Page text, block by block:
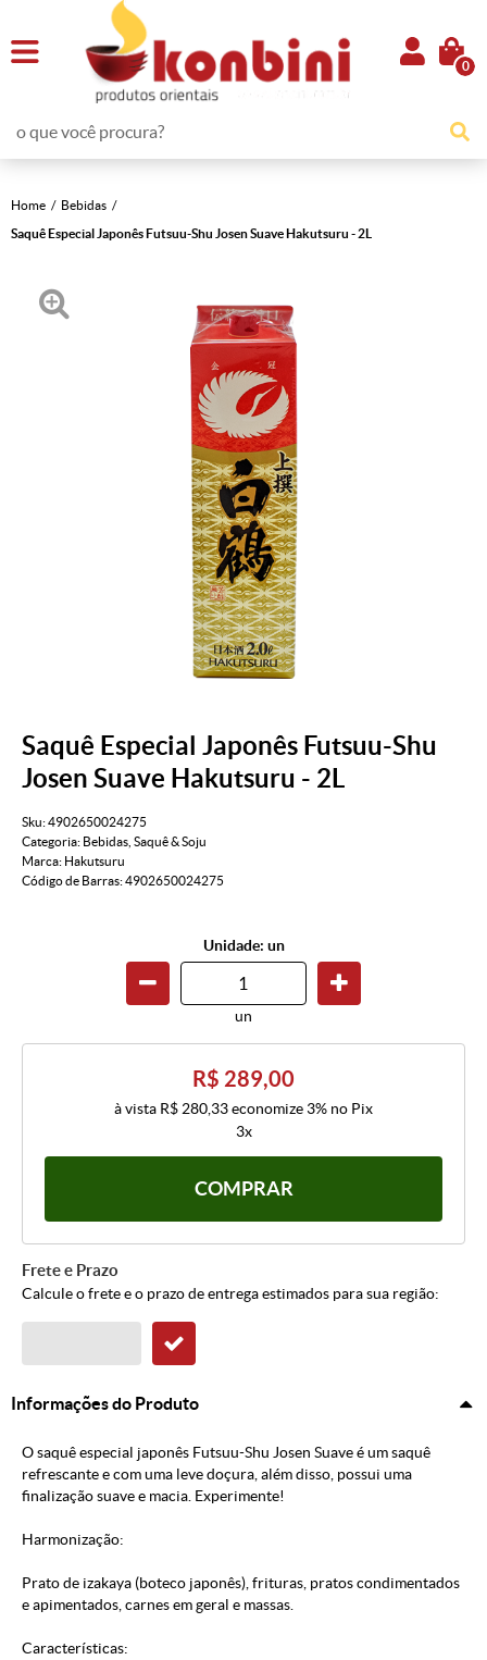
0
Home
Bebidas
Saquê Especial Japonês Futsuu-Shu Josen Suave Hakutsuru - 2L
Saquê Especial Japonês Futsuu-Shu
Josen Suave Hakutsuru - 2L
Sku:4902650024275
Categoria: Bebidas Saquê & Soju
Marca: Hakutsuru
Código de Barras:4902650024275
Unidade: un
un
R$ 289,00
à vista R$ 280,33economize 3% no Pix
3x
COMPRAR
Frete e Prazo
Calcule o frete e o prazo de entrega estimados para sua região:
Informações do Produto
O saquê especial japonês Futsuu-Shu Josen Suave é um saquê
refrescante e com uma leve doçura, além disso, possui uma
finalização suave e macia. Experimente!
Harmonização:
Prato de izakaya (boteco japonês), frituras, pratos condimentados
e apimentados, carnes em geral e massas.
Características: